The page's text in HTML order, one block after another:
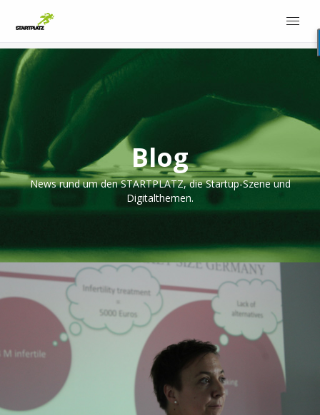
Blog
News rund um den STARTPLATZ, die Startup-Szene und
Digitalthemen.